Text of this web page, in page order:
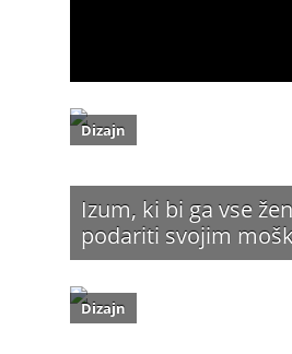
Izum, ki bi ga vse
podariti svojim
Dizajn
Dizajn